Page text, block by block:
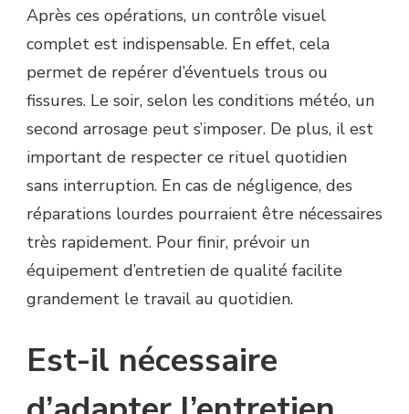
Après ces opérations, un contrôle visuel
complet est indispensable. En effet, cela
permet de repérer d’éventuels trous ou
fissures. Le soir, selon les conditions météo, un
second arrosage peut s’imposer. De plus, il est
important de respecter ce rituel quotidien
sans interruption. En cas de négligence, des
réparations lourdes pourraient être nécessaires
très rapidement. Pour finir, prévoir un
équipement d’entretien de qualité facilite
grandement le travail au quotidien.
Est-il nécessaire